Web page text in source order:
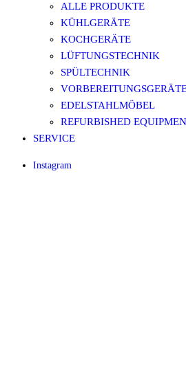
ALLE PRODUKTE
KÜHLGERÄTE
KOCHGERÄTE
LÜFTUNGSTECHNIK
SPÜLTECHNIK
EDELSTAHLMÖBEL
REFURBISHED
SERVICE
Instagram